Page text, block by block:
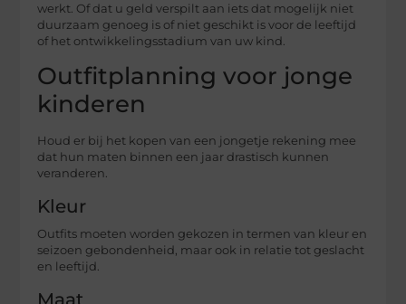
werkt. Of dat u geld verspilt aan iets dat mogelijk niet
duurzaam genoeg is of niet geschikt is voor de leeftijd
of het ontwikkelingsstadium van uw kind.
Outfitplanning voor jonge
kinderen
Houd er bij het kopen van een jongetje rekening mee
dat hun maten binnen een jaar drastisch kunnen
veranderen.
Kleur
Outfits moeten worden gekozen in termen van kleur en
seizoen gebondenheid, maar ook in relatie tot geslacht
en leeftijd.
Maat